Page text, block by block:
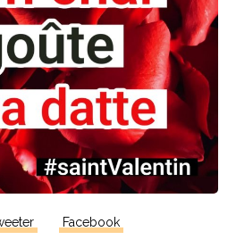
Facebook